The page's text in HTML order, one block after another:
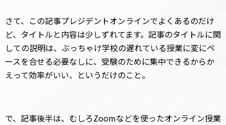
さて、この記事プレジデントオンラインでよくあるのだけ
ど、タイトルと内容は少しずれてます。記事のタイトルに関
しての説明は、ぶっちゃけ学校の遅れている授業に変にペ
ースを合せる必要なしに、受験のために集中できるからか
えって効率がいい、というだけのこと。
で、記事後半は、むしろZoomなどを使ったオンライン授業